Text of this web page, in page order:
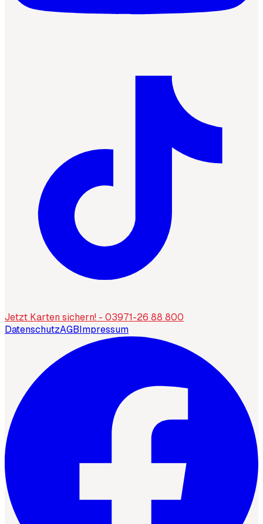
Jetzt Karten sichern! - 03971-26 88 800
DatenschutzAGBImpressum